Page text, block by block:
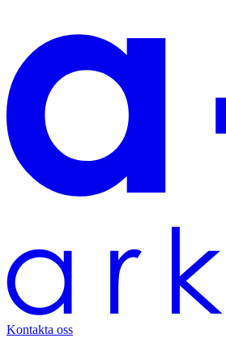
Kontakta oss